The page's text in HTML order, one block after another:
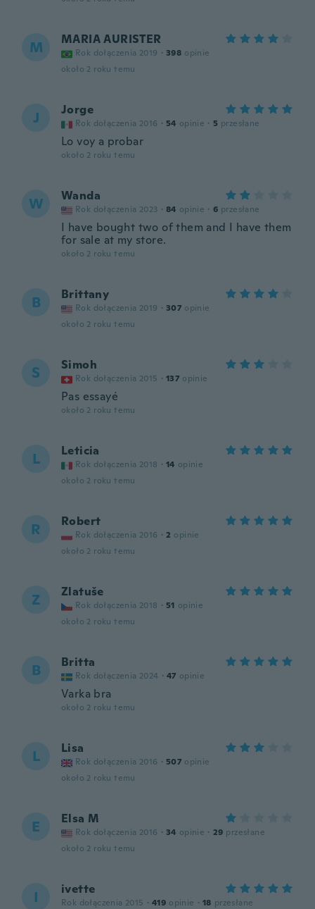
M MARIA AURISTER
Rok dołączenia 2019 · 398 opinie
około 2 roku temu
J Jorge
Rok dołączenia 2016 · 54 opinie · 5 przesłane
Lo voy a probar
około 2 roku temu
W Wanda
Rok dołączenia 2023 · 84 opinie · 6 przesłane
I have bought two of them and I have them
for sale at my store.
około 2 roku temu
B Brittany
Rok dołączenia 2019 · 307 opinie
około 2 roku temu
S Simoh
Rok dołączenia 2015 · 137 opinie
Pas essayé
około 2 roku temu
L Leticia
Rok dołączenia 2018 · 14 opinie
około 2 roku temu
R Robert
Rok dołączenia 2016 · 2 opinie
około 2 roku temu
Z Zlatuše
Rok dołączenia 2018 · 51 opinie
około 2 roku temu
B Britta
Rok dołączenia 2024 · 47 opinie
Varka bra
około 2 roku temu
L Lisa
Rok dołączenia 2016 · 507 opinie
około 2 roku temu
E Elsa M
Rok dołączenia 2016 · 34 opinie · 29 przesłane
około 2 roku temu
I ivette
Rok dołączenia 2015 · 419 opinie · 18 przesłane